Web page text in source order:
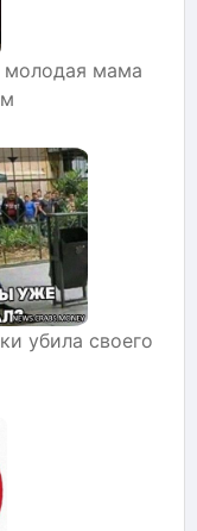
мама
убила своего